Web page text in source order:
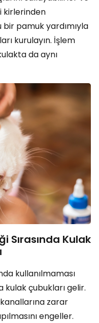
kirlerinden
pamuk yardımıyla
kurulayın. İşlem
da aynı
Sırasında Kulak
kullanılmaması
çubukları gelir.
zarar
engeller.